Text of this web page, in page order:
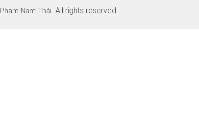
Phạm Nam Thái. All rights reserved.